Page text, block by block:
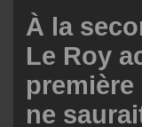
À la
Le Roy
ne